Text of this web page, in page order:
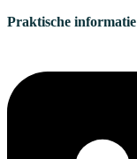
Praktische informatie